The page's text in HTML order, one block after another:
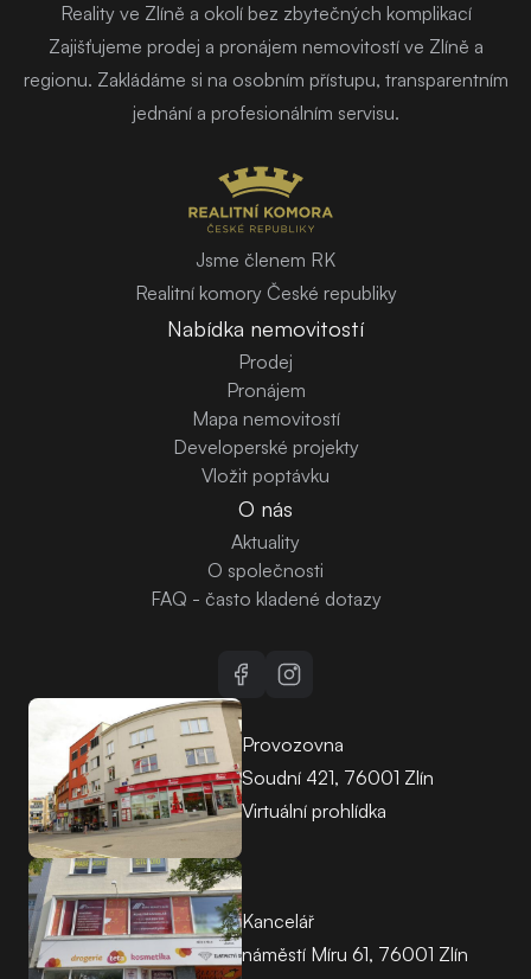
Reality ve Zlíně a okolí bez zbytečných komplikací
Zajišťujeme prodej a pronájem nemovitostí ve Zlíně a
regionu. Zakládáme si na osobním přístupu, transparentním
jednání a profesionálním servisu.
Jsme členem RK
Realitní komory České republiky
Nabídka nemovitostí
Prodej
Pronájem
Mapa nemovitostí
Developerské projekty
Vložit poptávku
O nás
Aktuality
O společnosti
FAQ - často kladené dotazy
Provozovna
Soudní 421, 76001 Zlín
Virtuální prohlídka
Kancelář
náměstí Míru 61, 76001 Zlín